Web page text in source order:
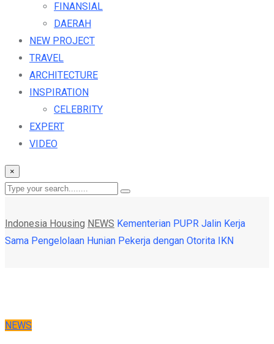
FINANSIAL
DAERAH
NEW PROJECT
TRAVEL
ARCHITECTURE
INSPIRATION
CELEBRITY
EXPERT
VIDEO
×
Indonesia Housing NEWS Kementerian PUPR Jalin Kerja
Sama Pengelolaan Hunian Pekerja dengan Otorita IKN
NEWS